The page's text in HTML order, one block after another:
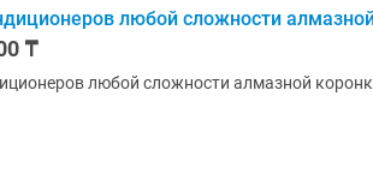
любой сложности
₸
любой сложности алмазной